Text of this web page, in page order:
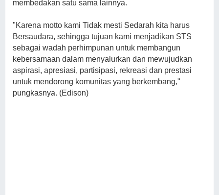
membedakan satu sama lainnya.
"Karena motto kami Tidak mesti Sedarah kita harus
Bersaudara, sehingga tujuan kami menjadikan STS
sebagai wadah perhimpunan untuk membangun
kebersamaan dalam menyalurkan dan mewujudkan
aspirasi, apresiasi, partisipasi, rekreasi dan prestasi
untuk mendorong komunitas yang berkembang,"
pungkasnya. (Edison)